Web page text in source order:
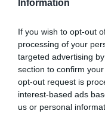
Information
If you wish to opt-out
processing of your
targeted advertising
section to confirm
opt-out request is
interest-based ads
us or personal